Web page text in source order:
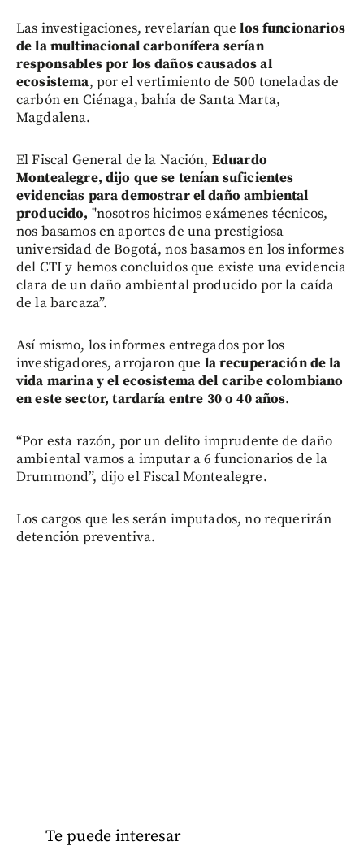
Las investigaciones, revelarían quelos funcionarios
de la multinacional carbonífera serían
responsables por los daños causados al
ecosistema, por el vertimiento de 500 toneladas de
carbón en Ciénaga, bahía de Santa Marta,
Magdalena.
El Fiscal General de la Nación, Eduardo
Montealegre, dijo que se tenían suficientes
evidencias para demostrar el daño ambiental
producido, "nosotros hicimos exámenes técnicos,
nos basamos en aportes de una prestigiosa
universidad de Bogotá, nos basamos en los informes
del CTI y hemos concluidos que existe una evidencia
clara de un daño ambiental producido por la caída
de la barcaza”.
Así mismo, los informes entregados por los
investigadores, arrojaron que la recuperación de la
vida marina y el ecosistema del caribe colombiano
en este sector, tardaría entre 30 o 40 años.
“Por esta razón, por un delito imprudente de daño
ambiental vamos a imputar a 6 funcionarios de la
Drummond”, dijo el Fiscal Montealegre.
Los cargos que les serán imputados, no requerirán
detención preventiva.
Te puede interesar